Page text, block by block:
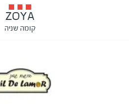
ZOYA
קומה שניה